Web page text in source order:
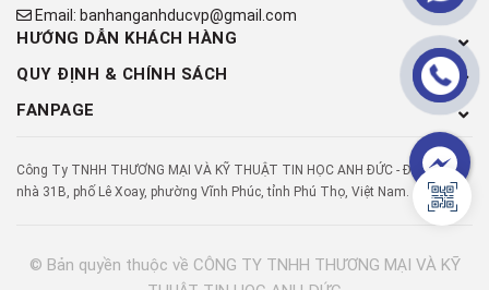
Email: banhanganhducvp@gmail.com
HƯỚNG DẪN KHÁCH HÀNG
QUY ĐỊNH & CHÍNH SÁCH
FANPAGE
Công Ty TNHH THƯƠNG MẠI VÀ KỸ THUẬT TIN HỌC ANH ĐỨC - Địa chỉ: Số
nhà 31B, phố Lê Xoay, phường Vĩnh Phúc, tỉnh Phú Thọ, Việt Nam.
© Bản quyền thuộc về CÔNG TY TNHH THƯƠNG MẠI VÀ KỸ